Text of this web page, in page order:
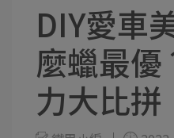
DIY愛車
麼蠟最
力大比拼